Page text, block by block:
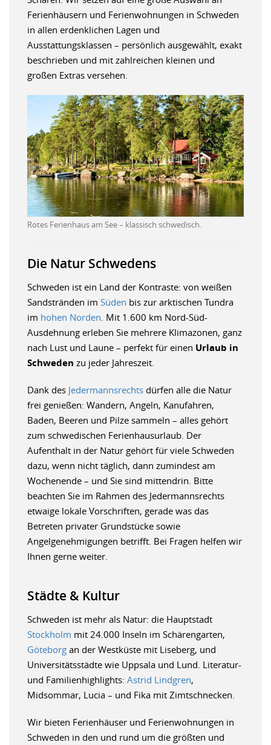
Ferienhäusern und Ferienwohnungen in Schweden
in allen erdenklichen Lagen und
Ausstattungsklassen – persönlich ausgewählt, exakt
beschrieben und mit zahlreichen kleinen und
großen Extras versehen.
Rotes Ferienhaus am See – klassisch schwedisch.
Die Natur Schwedens
Schweden ist ein Land der Kontraste: von weißen
Sandstränden im Süden bis zur arktischen Tundra
im hohen Norden . Mit 1.600 km Nord-Süd-
Ausdehnung erleben Sie mehrere Klimazonen, ganz
nach Lust und Laune – perfekt für einen Urlaub in
Schweden zu jeder Jahreszeit.
Dank des Jedermannsrechts dürfen alle die Natur
frei genießen: Wandern, Angeln, Kanufahren,
Baden, Beeren und Pilze sammeln – alles gehört
zum schwedischen Ferienhausurlaub. Der
Aufenthalt in der Natur gehört für viele Schweden
dazu, wenn nicht täglich, dann zumindest am
Wochenende – und Sie sind mittendrin. Bitte
beachten Sie im Rahmen des Jedermannsrechts
etwaige lokale Vorschriften, gerade was das
Betreten privater Grundstücke sowie
Angelgenehmigungen betrifft. Bei Fragen helfen wir
Ihnen gerne weiter.
Städte & Kultur
Schweden ist mehr als Natur: die Hauptstadt
Stockholm mit 24.000 Inseln im Schärengarten,
Göteborg an der Westküste mit Liseberg, und
Universitätsstädte wie Uppsala und Lund. Literatur-
und Familienhighlights: Astrid Lindgren,
Midsommar, Lucia – und Fika mit Zimtschnecken.
Wir bieten Ferienhäuser und Ferienwohnungen in
Schweden in den und rund um die größten und